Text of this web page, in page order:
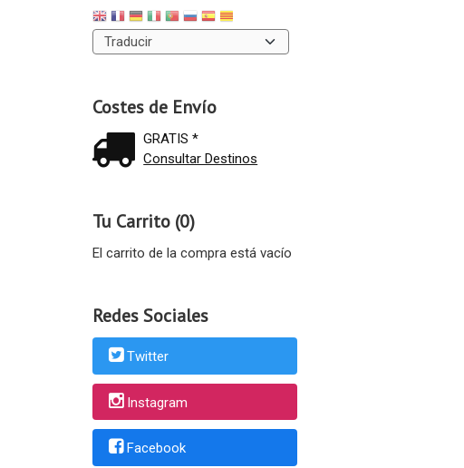
Costes de Envío
GRATIS *
Consultar Destinos
Tu Carrito (0)
El carrito de la compra está vacío
Redes Sociales
Twitter
Instagram
Facebook